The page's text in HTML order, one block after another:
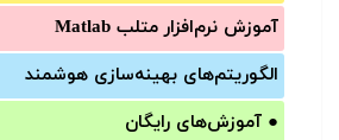
آموزش‌ نرم‌افزار متلب Matlab
الگوریتم‌های بهینه‌سازی هوشمند
● آموزش‌های رایگان